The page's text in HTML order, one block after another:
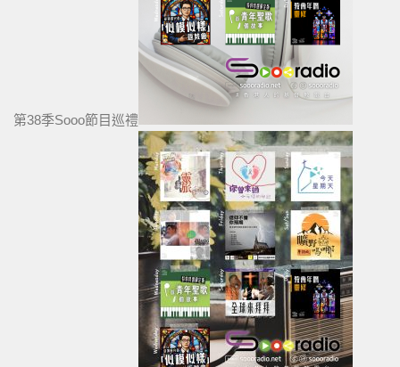
第38季Sooo節目巡禮